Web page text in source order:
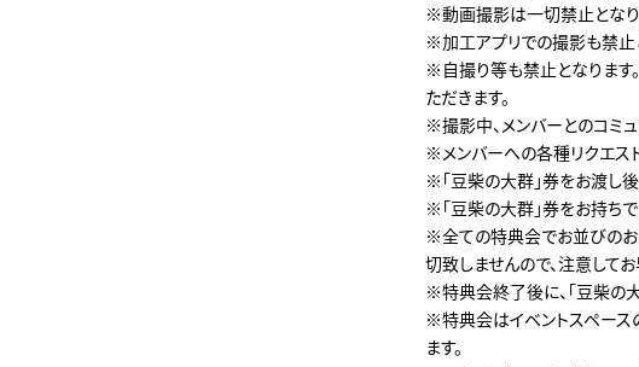
※動画撮影は一切禁止となり
※加工アプリでの撮影も禁止
※自撮り等も禁止となります
ただきます。
※撮影中、メンバーとのコミ
※メンバーへの各種リクエス
※「豆柴の大群」券をお渡し
※「豆柴の大群」券をお持ち
※全ての特典会でお並びのお
切致しませんので、注意して
※特典会終了後に、「豆柴の
※特典会はイベントスペース
ます。